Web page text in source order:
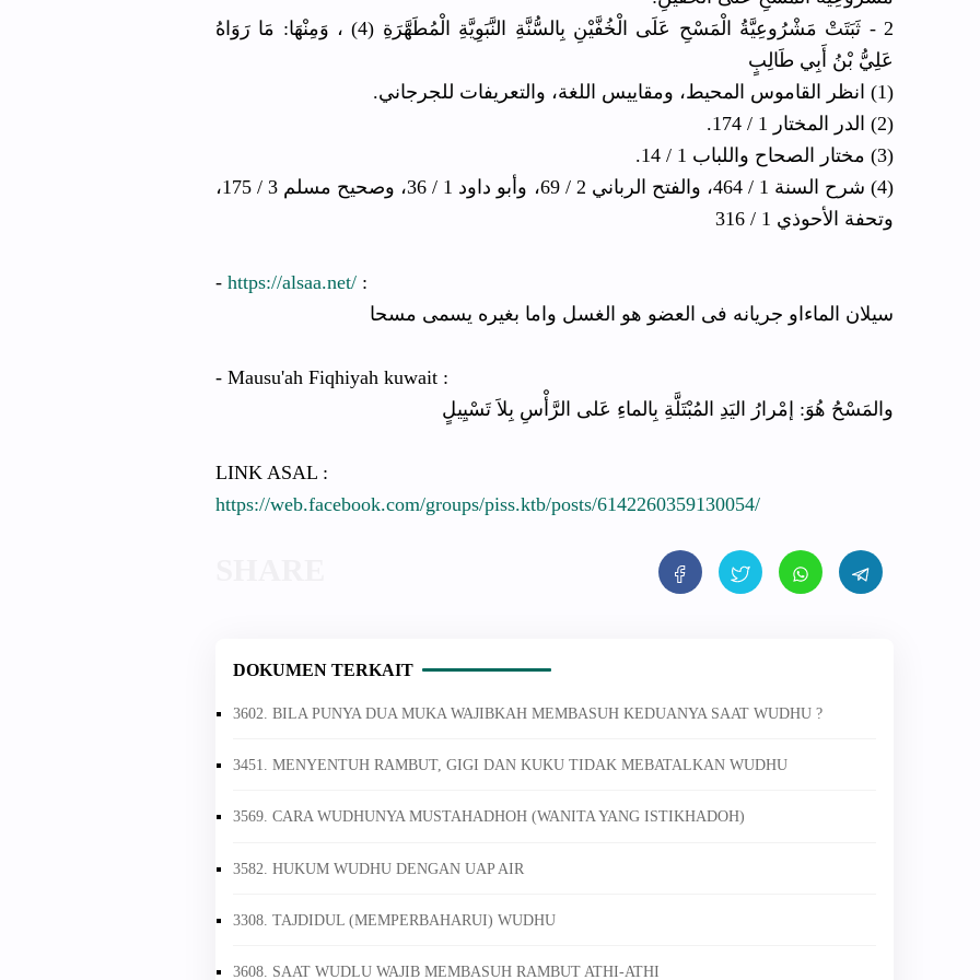
2 - ثَبَتَتْ مَشْرُوعِيَّةُ الْمَسْحِ عَلَى الْخُفَّيْنِ بِالسُّنَّةِ النَّبَوِيَّةِ الْمُطَهَّرَةِ (4) ، وَمِنْهَا: مَا رَوَاهُ
عَلِيُّ بْنُ أَبِي طَالِبٍ
(1) انظر القاموس المحيط، ومقاييس اللغة، والتعريفات للجرجاني.
(2) الدر المختار 1 / 174.
(3) مختار الصحاح واللباب 1 / 14.
(4) شرح السنة 1 / 464، والفتح الرباني 2 / 69، وأبو داود 1 / 36، وصحيح مسلم 3 / 175،
وتحفة الأحوذي 1 / 316
- https://alsaa.net/ :
سيلان الماءاو جريانه فى العضو هو الغسل واما بغيره يسمى مسحا
- Mausu'ah Fiqhiyah kuwait :
والمَسْحُ هُوَ: إمْرارُ اليَدِ المُبْتَلَّةِ بِالماءِ عَلى الرَّأْسِ بِلاَ تَسْيِيلٍ
LINK ASAL :
https://web.facebook.com/groups/piss.ktb/posts/6142260359130054/
DOKUMEN TERKAIT
3602. BILA PUNYA DUA MUKA WAJIBKAH MEMBASUH KEDUANYA SAAT WUDHU ?
3451. MENYENTUH RAMBUT, GIGI DAN KUKU TIDAK MEBATALKAN WUDHU
3569. CARA WUDHUNYA MUSTAHADHOH (WANITA YANG ISTIKHADOH)
3582. HUKUM WUDHU DENGAN UAP AIR
3308. TAJDIDUL (MEMPERBAHARUI) WUDHU
3608. SAAT WUDLU WAJIB MEMBASUH RAMBUT ATHI-ATHI